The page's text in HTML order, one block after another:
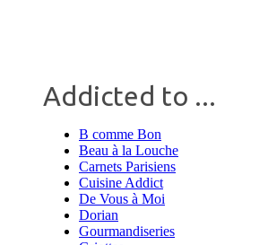
Addicted to ...
B comme Bon
Beau à la Louche
Carnets Parisiens
Cuisine Addict
De Vous à Moi
Dorian
Gourmandiseries